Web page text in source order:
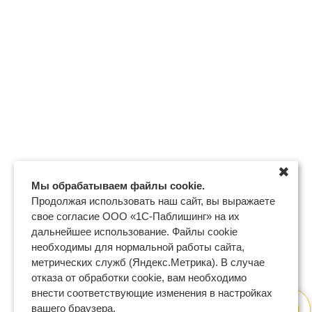
Мы обрабатываем файлы cookie.
Продолжая использовать наш сайт, вы выражаете
свое согласие ООО «1С-Паблишинг» на их
дальнейшее использование. Файлы cookie
необходимы для нормальной работы сайта,
метрических служб (Яндекс.Метрика). В случае
отказа от обработки cookie, вам необходимо
внести соответствующие изменения в настройках
вашего браузера.
✖